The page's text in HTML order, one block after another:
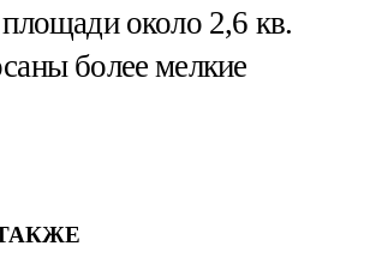
около 2,6 кв.
более мелкие